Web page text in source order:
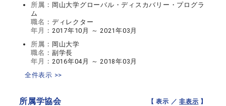
所属： 岡山大学グローバル・ディスカバリー・プログラ
ム
職名： ディレクター
年月： 2017年10月 ～ 2021年03月
所属： 岡山大学
職名： 副学長
年月： 2016年04月 ～ 2018年03月
全件表示 >>
所属学協会 【 表示 ／非表示 】